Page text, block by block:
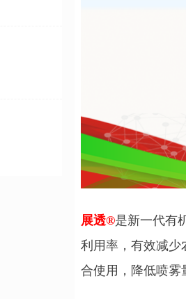
展透®是新一代有
利用率，有效减少
合使用，降低喷雾